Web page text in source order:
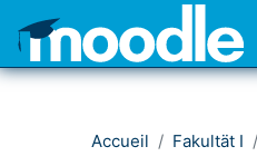
Passer au contenu principal
Accueil Fakultät I